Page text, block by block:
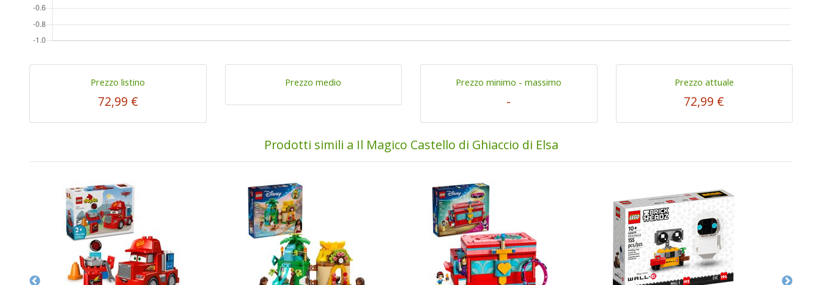
Prezzo listino
72,99 €
Prezzo medio Prezzo minimo - massimo
-
Prezzo attuale
72,99 €
Prodotti simili a Il Magico Castello di Ghiaccio di Elsa